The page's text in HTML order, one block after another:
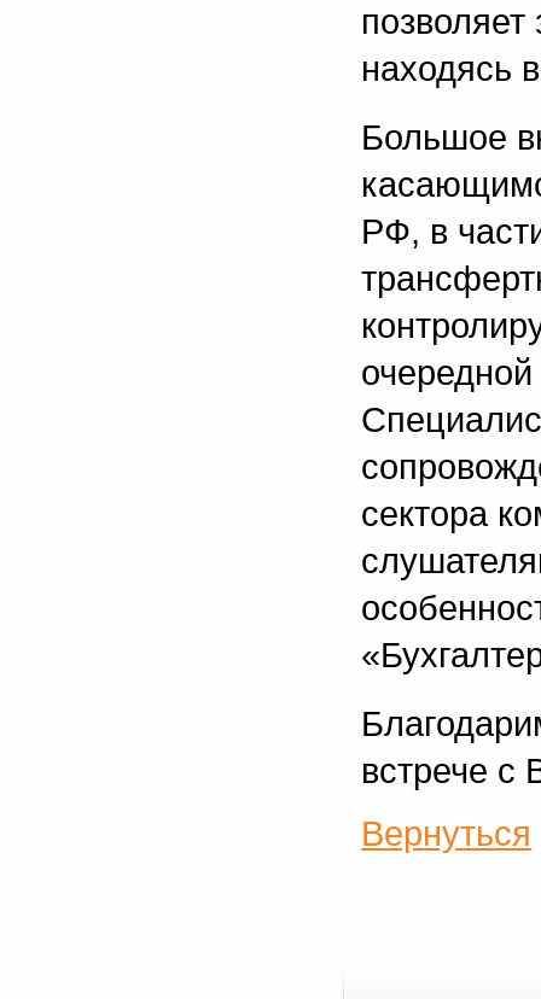
находясь
Большое
РФ, в
сектора
встрече
Вернуться